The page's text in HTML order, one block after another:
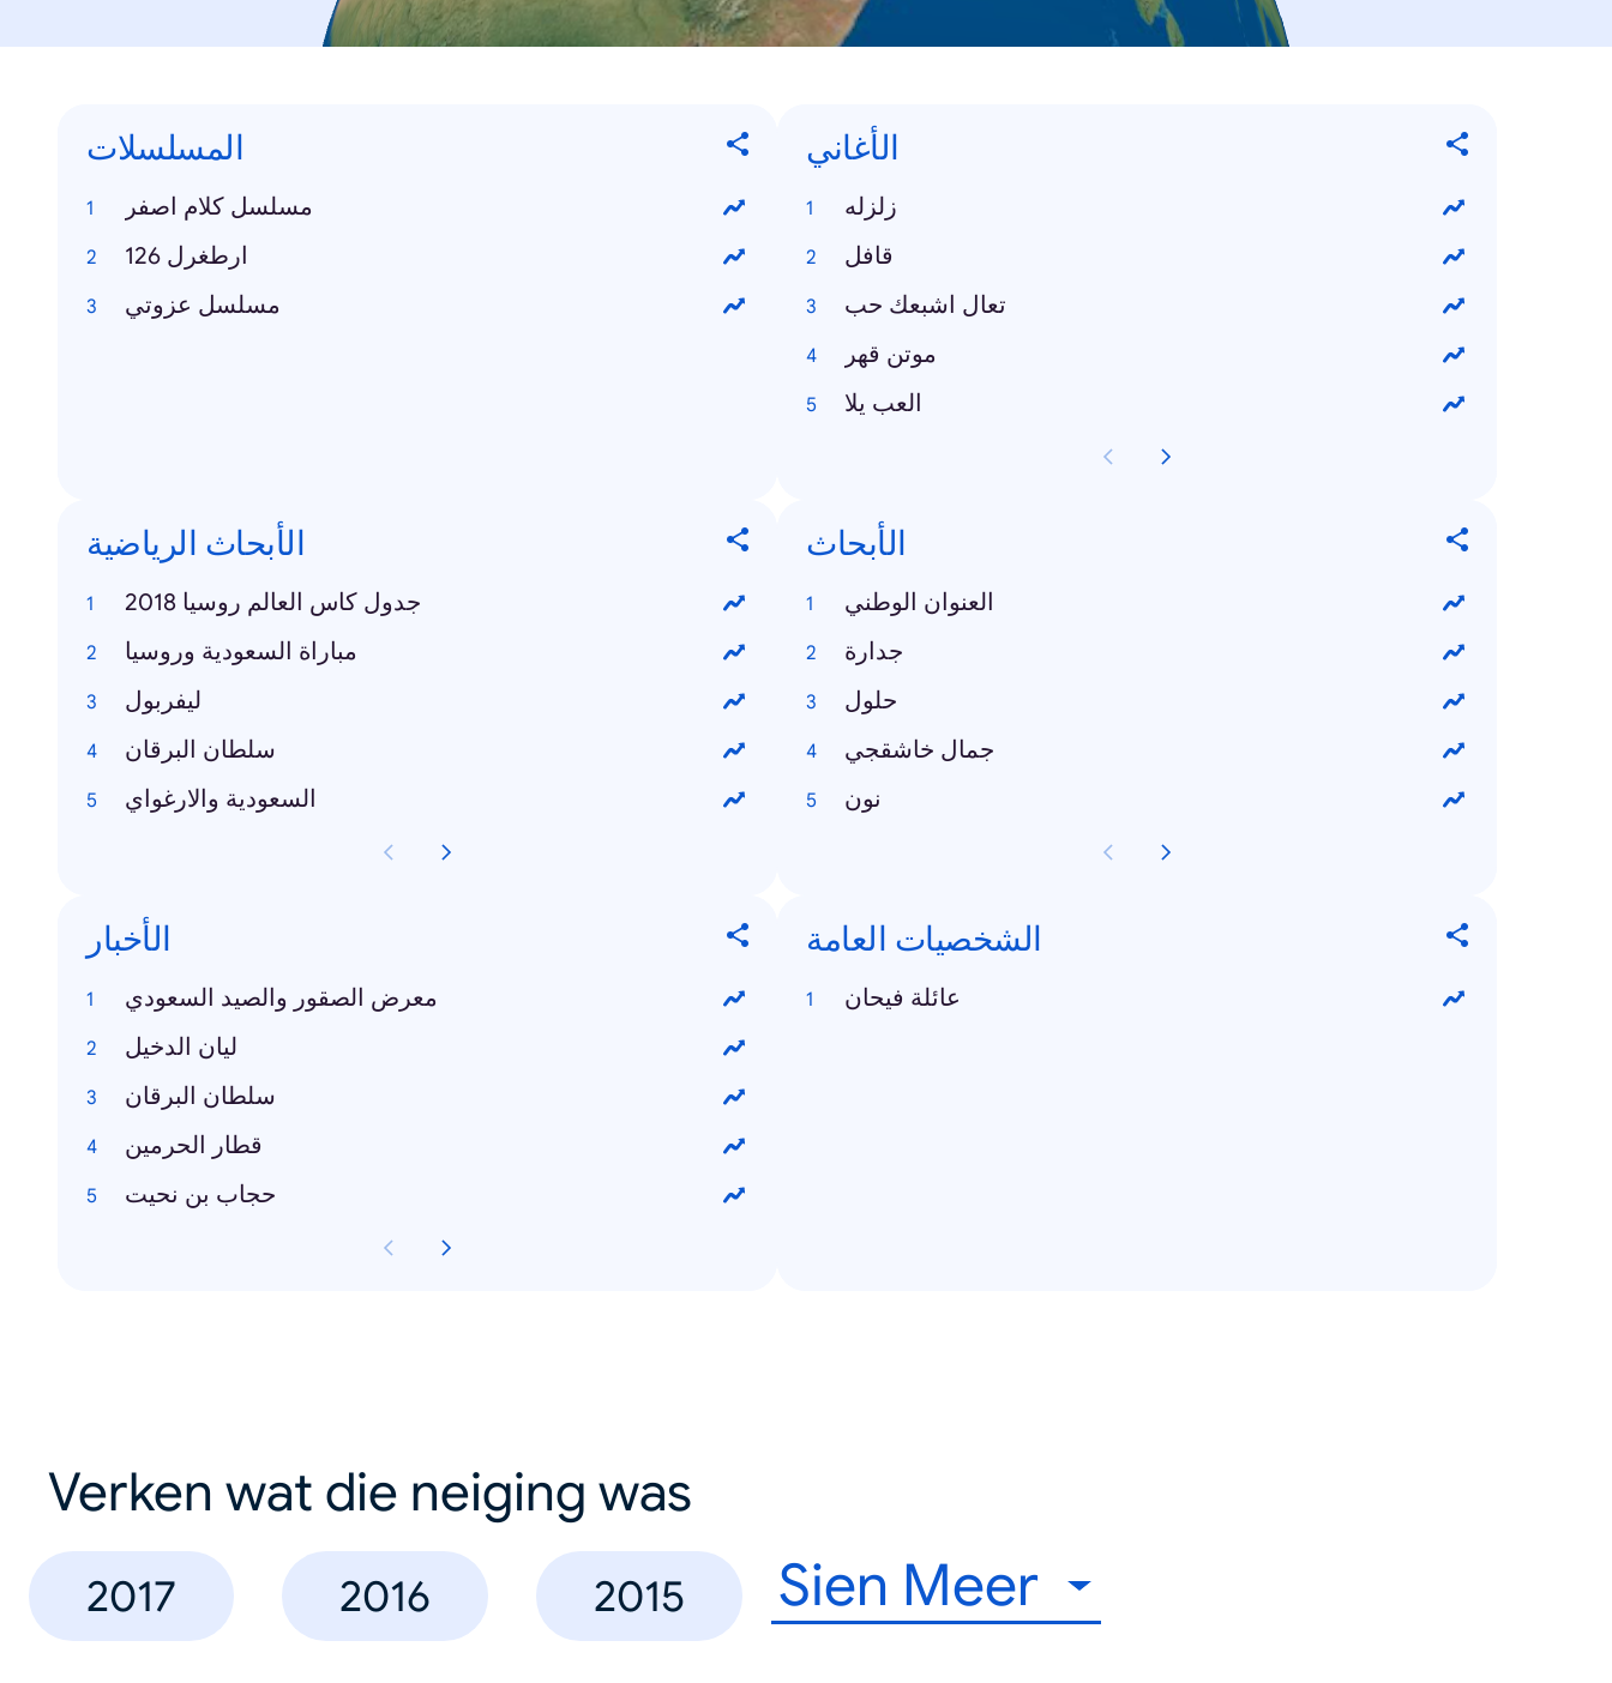
المسلسلات
مسلسل كلام اصفر
ارطغرل 126
مسلسل عزوتي
الأغاني
زلزله
قافل
تعال اشبعك حب
موتن قهر
العب يلا
الأبحاث الرياضية
جدول كاس العالم روسيا 2018
مباراة السعودية وروسيا
ليفربول
سلطان البرقان
السعودية والارغواي
الأبحاث
العنوان الوطني
جدارة
حلول
جمال خاشقجي
نون
الأخبار
معرض الصقور والصيد السعودي
ليان الدخيل
سلطان البرقان
قطار الحرمين
حجاب بن نحيت
الشخصيات العامة
عائلة فيحان
Verken wat die neiging was
2017 2016 2015 Sien Meer